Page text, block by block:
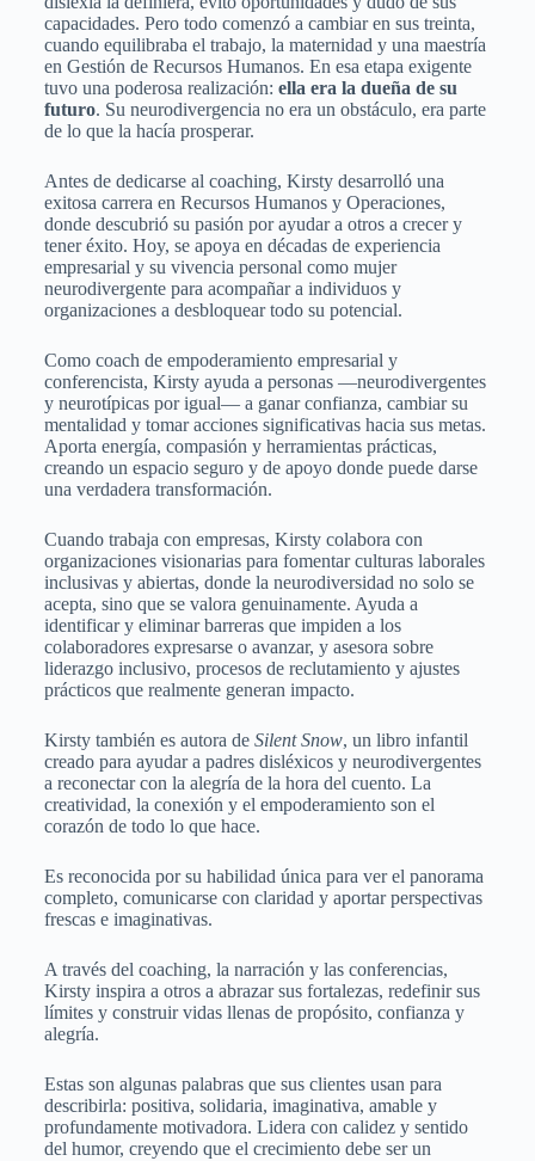
capacidades. Pero todo comenzó a cambiar en sus treinta,
cuando equilibraba el trabajo, la maternidad y una maestría
en Gestión de Recursos Humanos. En esa etapa exigente
tuvo una poderosa realización: ella era la dueña de su
futuro. Su neurodivergencia no era un obstáculo, era parte
de lo que la hacía prosperar.
Antes de dedicarse al coaching, Kirsty desarrolló una
exitosa carrera en Recursos Humanos y Operaciones,
donde descubrió su pasión por ayudar a otros a crecer y
tener éxito. Hoy, se apoya en décadas de experiencia
empresarial y su vivencia personal como mujer
neurodivergente para acompañar a individuos y
organizaciones a desbloquear todo su potencial.
Como coach de empoderamiento empresarial y
conferencista, Kirsty ayuda a personas —neurodivergentes
y neurotípicas por igual— a ganar confianza, cambiar su
mentalidad y tomar acciones significativas hacia sus metas.
Aporta energía, compasión y herramientas prácticas,
creando un espacio seguro y de apoyo donde puede darse
una verdadera transformación.
Cuando trabaja con empresas, Kirsty colabora con
organizaciones visionarias para fomentar culturas laborales
inclusivas y abiertas, donde la neurodiversidad no solo se
acepta, sino que se valora genuinamente. Ayuda a
identificar y eliminar barreras que impiden a los
colaboradores expresarse o avanzar, y asesora sobre
liderazgo inclusivo, procesos de reclutamiento y ajustes
prácticos que realmente generan impacto.
Kirsty también es autora de Silent Snow, un libro infantil
creado para ayudar a padres disléxicos y neurodivergentes
a reconectar con la alegría de la hora del cuento. La
creatividad, la conexión y el empoderamiento son el
corazón de todo lo que hace.
Es reconocida por su habilidad única para ver el panorama
completo, comunicarse con claridad y aportar perspectivas
frescas e imaginativas.
A través del coaching, la narración y las conferencias,
Kirsty inspira a otros a abrazar sus fortalezas, redefinir sus
límites y construir vidas llenas de propósito, confianza y
alegría.
Estas son algunas palabras que sus clientes usan para
describirla: positiva, solidaria, imaginativa, amable y
profundamente motivadora. Lidera con calidez y sentido
del humor, creyendo que el crecimiento debe ser un